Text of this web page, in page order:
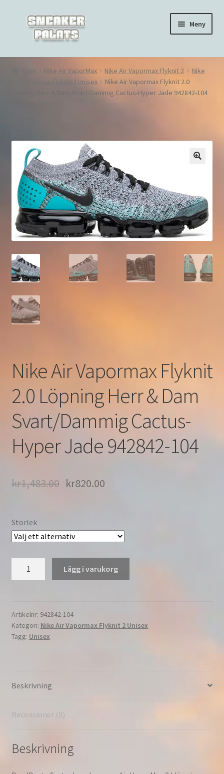
Hoppa
navigering
Hoppa
innehåll
Meny
Hem
Nike Air Force 1
Nike Air Max 97
Hem Nike Air VaporMax Nike Air Vapormax Flyknit 2
Nike
Air Vapormax Flyknit 2 Unisex
Nike Air Vapormax Flyknit 2.0
Löpning Herr & Dam Svart/Dammig Cactus-Hyper Jade 942842-104
Nike Air Vapormax Flyknit
2.0 Löpning Herr & Dam
Svart/Dammig Cactus-
Hyper Jade 942842-104
kr1,483.00 kr820.00
Storlek
2.0
Löpning
Herr
Cactus-
Jade
mängd
Lägg i varukorg
Artikelnr: 942842-104
Kategori: Nike Air Vapormax Flyknit 2 Unisex
Tagg: Unisex
Beskrivning
Recensioner (0)
Beskrivning